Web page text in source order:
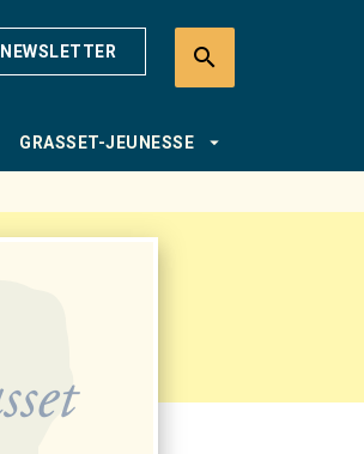
NEWSLETTER search
GRASSET-JEUNESSE arrow_drop_down